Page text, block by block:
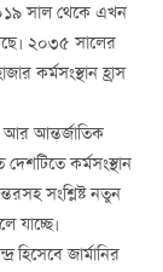
সাল থেকে এখন
২০৩৫ সালের
কর্মসংস্থান হ্রাস
আর আন্তর্জাতিক
কর্মসংস্থান
সংশ্লিষ্ট নতুন
যাচ্ছে।
জার্মানির